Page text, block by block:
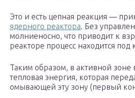
Это и есть цепная реакция —
ядерного реактора. Без
молниеносно, что приводит к
реакторе процесс находится под
Таким образом, в активной зоне
тепловая энергия, которая
омывающей эту зону (первый